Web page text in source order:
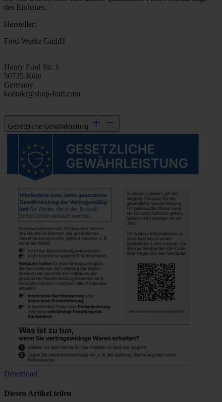
des Einbaues.
Hersteller:
Ford-Werke GmbH
Henry Ford Str. 1
50735 Köln
Germany
kontakt@shop-ford.com
Gesetzliche Gewährleistung
Download
Diesen Artikel teilen